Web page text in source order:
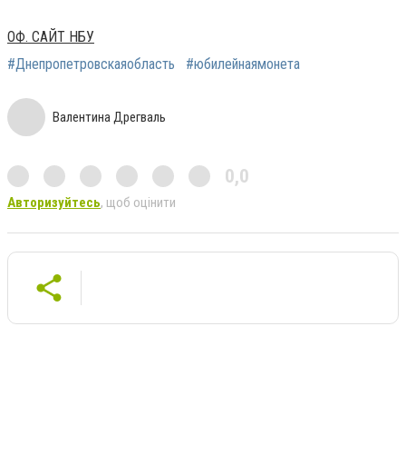
ОФ. САЙТ НБУ
#Днепропетровскаяобласть
#юбилейнаямонета
Валентина Дрегваль
0,0
Авторизуйтесь, щоб оцінити